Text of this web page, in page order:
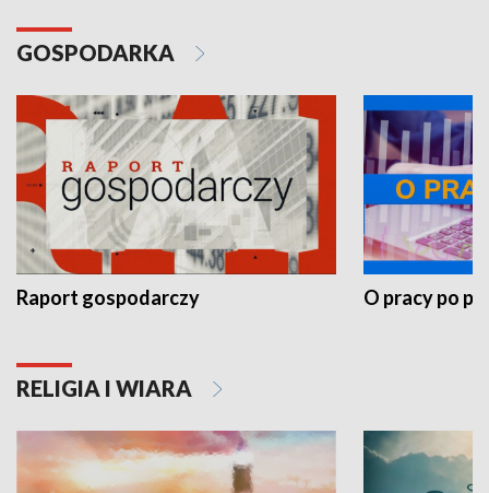
GOSPODARKA
Raport gospodarczy O pracy po
RELIGIA I WIARA